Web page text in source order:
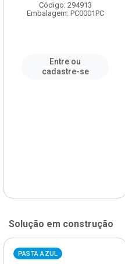
Código: 294913
Embalagem: PC0001PC
Entre ou
cadastre-se
Solução em construção
PASTA AZUL